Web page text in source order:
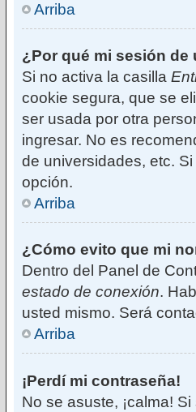
Arriba
¿Por qué mi sesión de
Si no activa la casilla
cookie segura, que se
ser usada por otra
ingresar. No es
de universidades, etc.
opción.
Arriba
¿Cómo evito que mi
Dentro del Panel de
estado de conexión.
usted mismo. Será
Arriba
¡Perdí mi contraseña!
No se asuste, ¡calma!